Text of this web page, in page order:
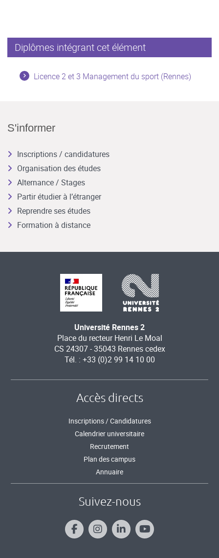
Diplômes intégrant cet élément
Licence 2 et 3 Management du sport (Rennes)
S'informer
Inscriptions / candidatures
Organisation des études
Alternance / Stages
Partir étudier à l’étranger
Reprendre ses études
Formation à distance
Université Rennes 2
Place du recteur Henri Le Moal
CS 24307 - 35043 Rennes cedex
Tél. : +33 (0)2 99 14 10 00
Accès directs
Inscriptions / Candidatures
Calendrier universitaire
Recrutement
Plan des campus
Annuaire
Suivez-nous